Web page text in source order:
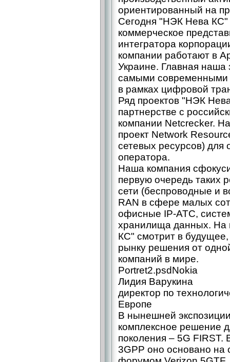
ориентированный на
Сегодня "НЭК Нева
коммерческое
интегратора
компании работают в
Украине. Главная наша
самыми современными
в рамках цифровой
Ряд проектов "НЭК
партнерстве с
компании Netсrecker.
проект Network
сетевых ресурсов) для
оператора.
Наша компания
первую очередь таких
сети (беспроводные и
RAN в сфере малых
офисные IP-АТС,
хранилища данных. На
КС" смотрит в
рынку решения от
компаний в мире.
Portret2.psdNokia
Лидия Варукина
директор по
Европе
В нынешней
комплексное решение
поколения – 5G FIRST.
3GPP оно основано на